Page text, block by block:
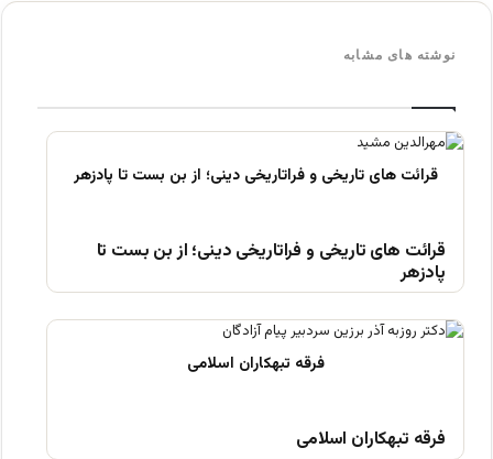
نوشته های مشابه
قرائت های تاریخی و فراتاریخی دینی؛ از بن بست تا
پادزهر
فرقه تبهکاران اسلامی